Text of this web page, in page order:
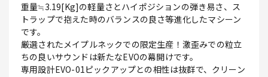
重量≒3.19[Kg]の軽量さとハイポジションの弾き易さ、ス
トラップで抱えた時のバランスの良さ等進化したマシーン
です。
厳選されたメイプルネックでの限定生産！激歪みでの粒立
ちの良いサウンドは新たなEVOの幕開けです。
専用設計EVO-01ピックアップとの相性は抜群で、クリーン